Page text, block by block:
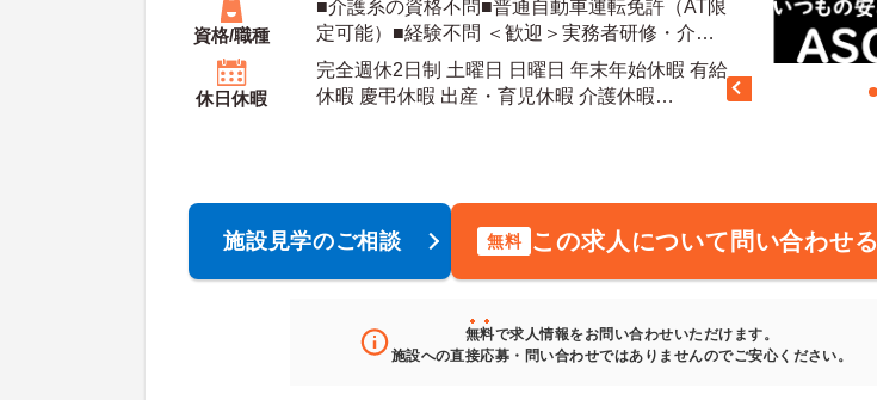
資格/職種
■介護系の資格不問■普通自動車運転免許（AT限
定可能）■経験不問 ＜歓迎＞実務者研修・介護
福祉士、人と接することが好きな方、チームワ
ークを重視する人
休日休暇
完全週休2日制 土曜日 日曜日 年末年始休暇 有給
休暇 慶弔休暇 出産・育児休暇 介護休暇
施設見学のご相談 無料 この求人について問い合わせる
無料で求人情報をお問い合わせいただけます。
施設への直接応募・問い合わせではありませんのでご安心ください。